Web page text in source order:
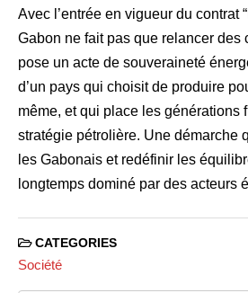
Avec l’entrée en vigueur du contrat
Gabon ne fait pas que relancer des
pose un acte de souveraineté
d’un pays qui choisit de produire
même, et qui place les
stratégie pétrolière. Une démarche
les Gabonais et redéfinir les
longtemps dominé par des acteurs
CATEGORIES
Société